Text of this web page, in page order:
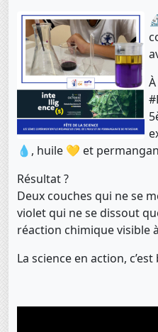
💧, huile 💛 et
Résultat ?
Deux couches qui ne se
violet qui ne se dissout
réaction chimique visible
La science en action,